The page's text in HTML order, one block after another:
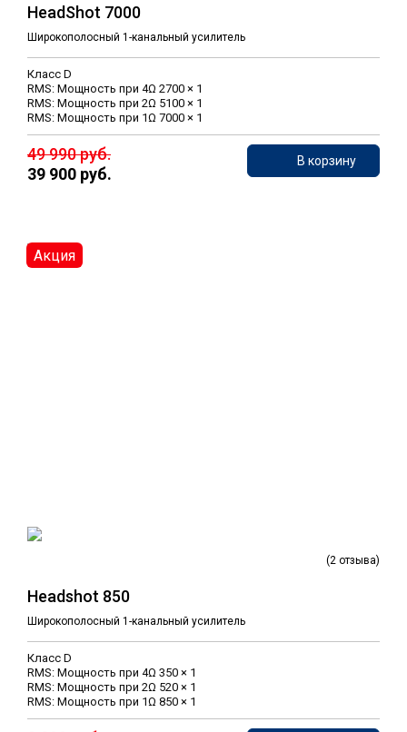
HeadShot 7000
Широкополосный 1-канальный усилитель
Класс D
RMS: Мощность при 4Ω 2700 × 1
RMS: Мощность при 2Ω 5100 × 1
RMS: Мощность при 1Ω 7000 × 1
49 990 руб.
39 900 руб.
В корзину
(2 отзыва)
Headshot 850
Широкополосный 1-канальный усилитель
Класс D
RMS: Мощность при 4Ω 350 × 1
RMS: Мощность при 2Ω 520 × 1
RMS: Мощность при 1Ω 850 × 1
Акция